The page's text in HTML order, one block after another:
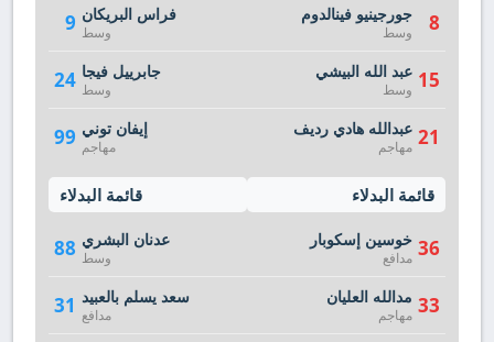
9 فراس البريكان
وسط
24 جابرييل فيجا
وسط
99 إيفان توني
مهاجم
قائمة البدلاء
88 عدنان البشري
وسط
31 سعد يسلم بالعبيد
مدافع
8 جورجينيو فينالدوم
وسط
15 عبد الله البيشي
وسط
21 عبدالله هادي رديف
مهاجم
قائمة البدلاء
36 خوسين إسكوبار
مدافع
33 مدالله العليان
مهاجم